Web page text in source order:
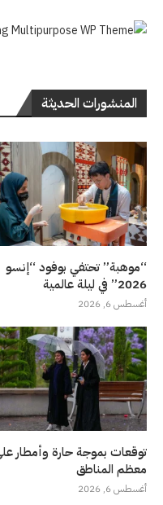
المنشورات الحديثة
“موهبة” تحتفي بوفود “إنسو
2026” في ليلة عالمية
أغسطس 6, 2026
توقعات بموجة حارة وأمطار
معظم المناطق
أغسطس 6, 2026